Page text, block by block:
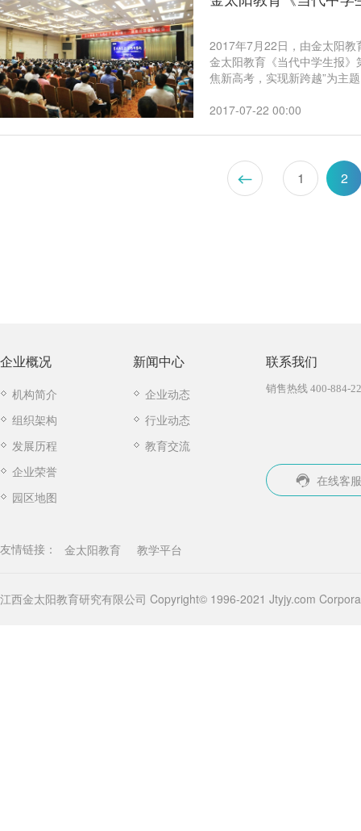
2017年7月22日，由金太阳
金太阳教育《当代中学生报
焦新高考，实现新跨越”为主
阳、浙江海宁高级中学副校
2017-07-22 00:00
1 2
企业概况
机构简介
组织架构
发展历程
企业荣誉
园区地图
新闻中心
企业动态
行业动态
教育交流
联系我们
销售热线 400-884-
在线客服
友情链接： 金太阳教育 教学平台
江西金太阳教育研究有限公司 Copyright© 1996-2021 Jtyjy.com